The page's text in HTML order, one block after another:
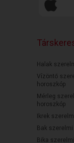
Halak
Vízöntő
horoszkóp
Mérleg
horoszkóp
Ikrek
Bak
Bika